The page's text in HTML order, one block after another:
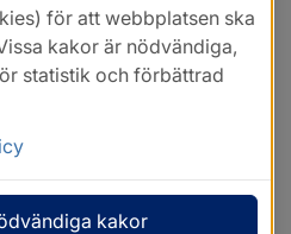
för att webbplatsen ska
kakor är nödvändiga,
statistik och förbättrad
kakor